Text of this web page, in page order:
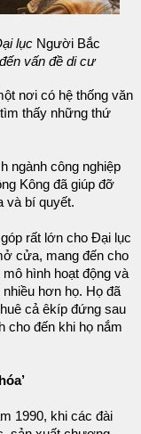
lục Người Bắc
vấn đề di cư
nơi có hệ thống văn
thấy những thứ
ngành công nghiệp
Kông đã giúp đỡ
và bí quyết.
rất lớn cho Đại lục
cửa, mang đến cho
hình hoạt động và
hơn họ. Họ đã
cả êkíp đứng sau
cho đến khi họ nắm
1990, khi các đài